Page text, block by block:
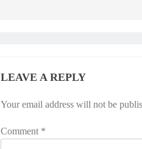
LEAVE A REPLY
Your email address will not be
Comment *